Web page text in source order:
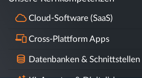
Unsere Kernkompetenzen
Cloud-Software (SaaS)
Cross-Plattform Apps